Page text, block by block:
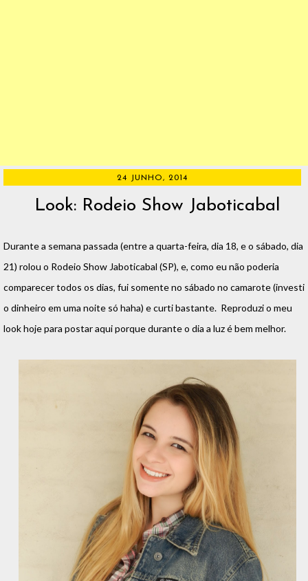
24 JUNHO, 2014
Look: Rodeio Show Jaboticabal
Durante a semana passada (entre a quarta-feira, dia 18, e o sábado, dia
21) rolou o Rodeio Show Jaboticabal (SP), e, como eu não poderia
comparecer todos os dias, fui somente no sábado no camarote (investi
o dinheiro em uma noite só haha) e curti bastante. Reproduzi o meu
look hoje para postar aqui porque durante o dia a luz é bem melhor.